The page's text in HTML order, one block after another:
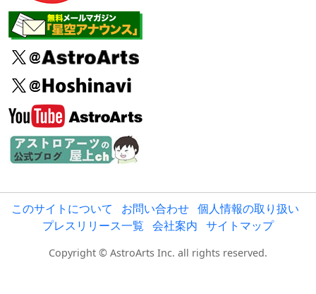
このサイトについて お問い合わせ 個人情報の取り扱い
プレスリリース一覧 会社案内 サイトマップ
Copyright © AstroArts Inc. all rights reserved.